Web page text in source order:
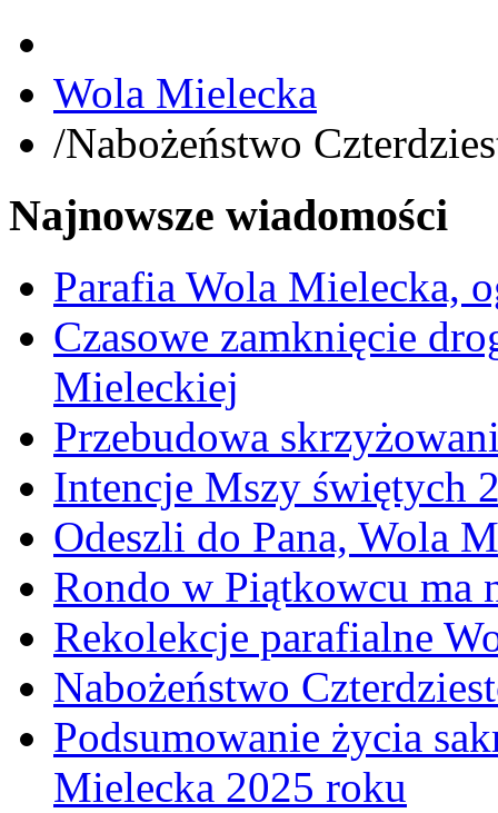
Wola Mielecka
/Nabożeństwo
Najnowsze wiadomości
Parafia Wola Mielecka,
Czasowe zamknięcie
Mieleckiej
Przebudowa
Intencje Mszy świętych
Odeszli do Pana, Wola
Rondo w Piątkowcu ma
Rekolekcje parafialne
Nabożeństwo
Podsumowanie życia
Mielecka 2025 roku